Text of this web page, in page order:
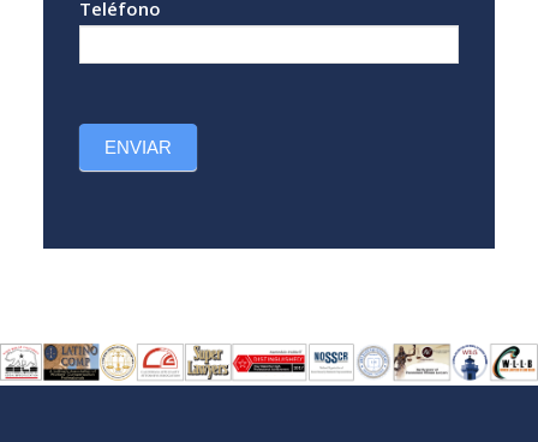
Teléfono
ENVIAR